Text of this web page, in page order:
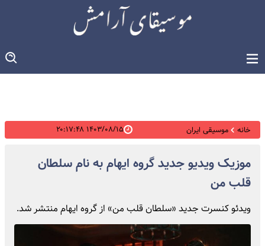
خانه موسیقی ایران ۱۴۰۳/۰۸/۱۵ ۲۰:۱۷:۴۸
موزیک ویدیو جدید گروه ایهام به نام سلطان
قلب من
ویدئو کنسرت جدید «سلطان قلب من» از گروه ایهام منتشر شد.